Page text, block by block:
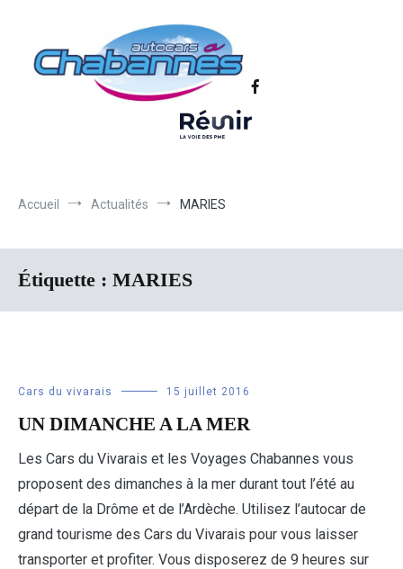
Autocars Chabannes | Transport en
Transport scolaire, Transports de personnel en Drôme Ardèche,
Transport touristique France et Europe
Accueil Actualités MARIES
Étiquette : MARIES
Cars du vivarais 15 juillet 2016
UN DIMANCHE A LA MER
Les Cars du Vivarais et les Voyages Chabannes vous
proposent des dimanches à la mer durant tout l’été au
départ de la Drôme et de l’Ardèche. Utilisez l’autocar de
grand tourisme des Cars du Vivarais pour vous laisser
transporter et profiter. Vous disposerez de 9 heures sur